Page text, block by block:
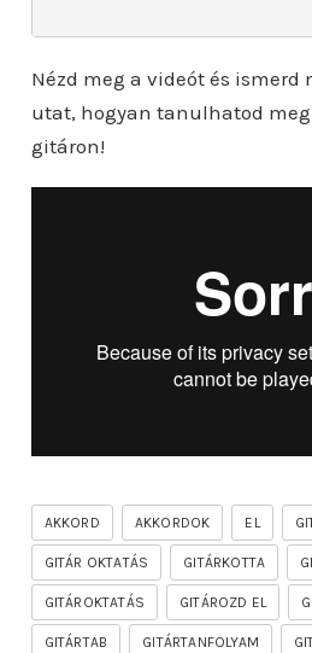
Nézd meg a videót és ismerd
utat, hogyan tanulhatod
gitáron!
AKKORD AKKORDOK EL
GITÁR OKTATÁS GITÁRKOTTA
GITÁROKTATÁS GITÁROZD EL
GITÁRTAB GITÁRTANFOLYAM